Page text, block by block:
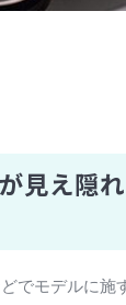
見え隠
でモデルに施